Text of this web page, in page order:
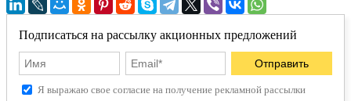
Подписаться на рассылку акционных предложений
Я выражаю свое согласие на получение рекламной рассылки